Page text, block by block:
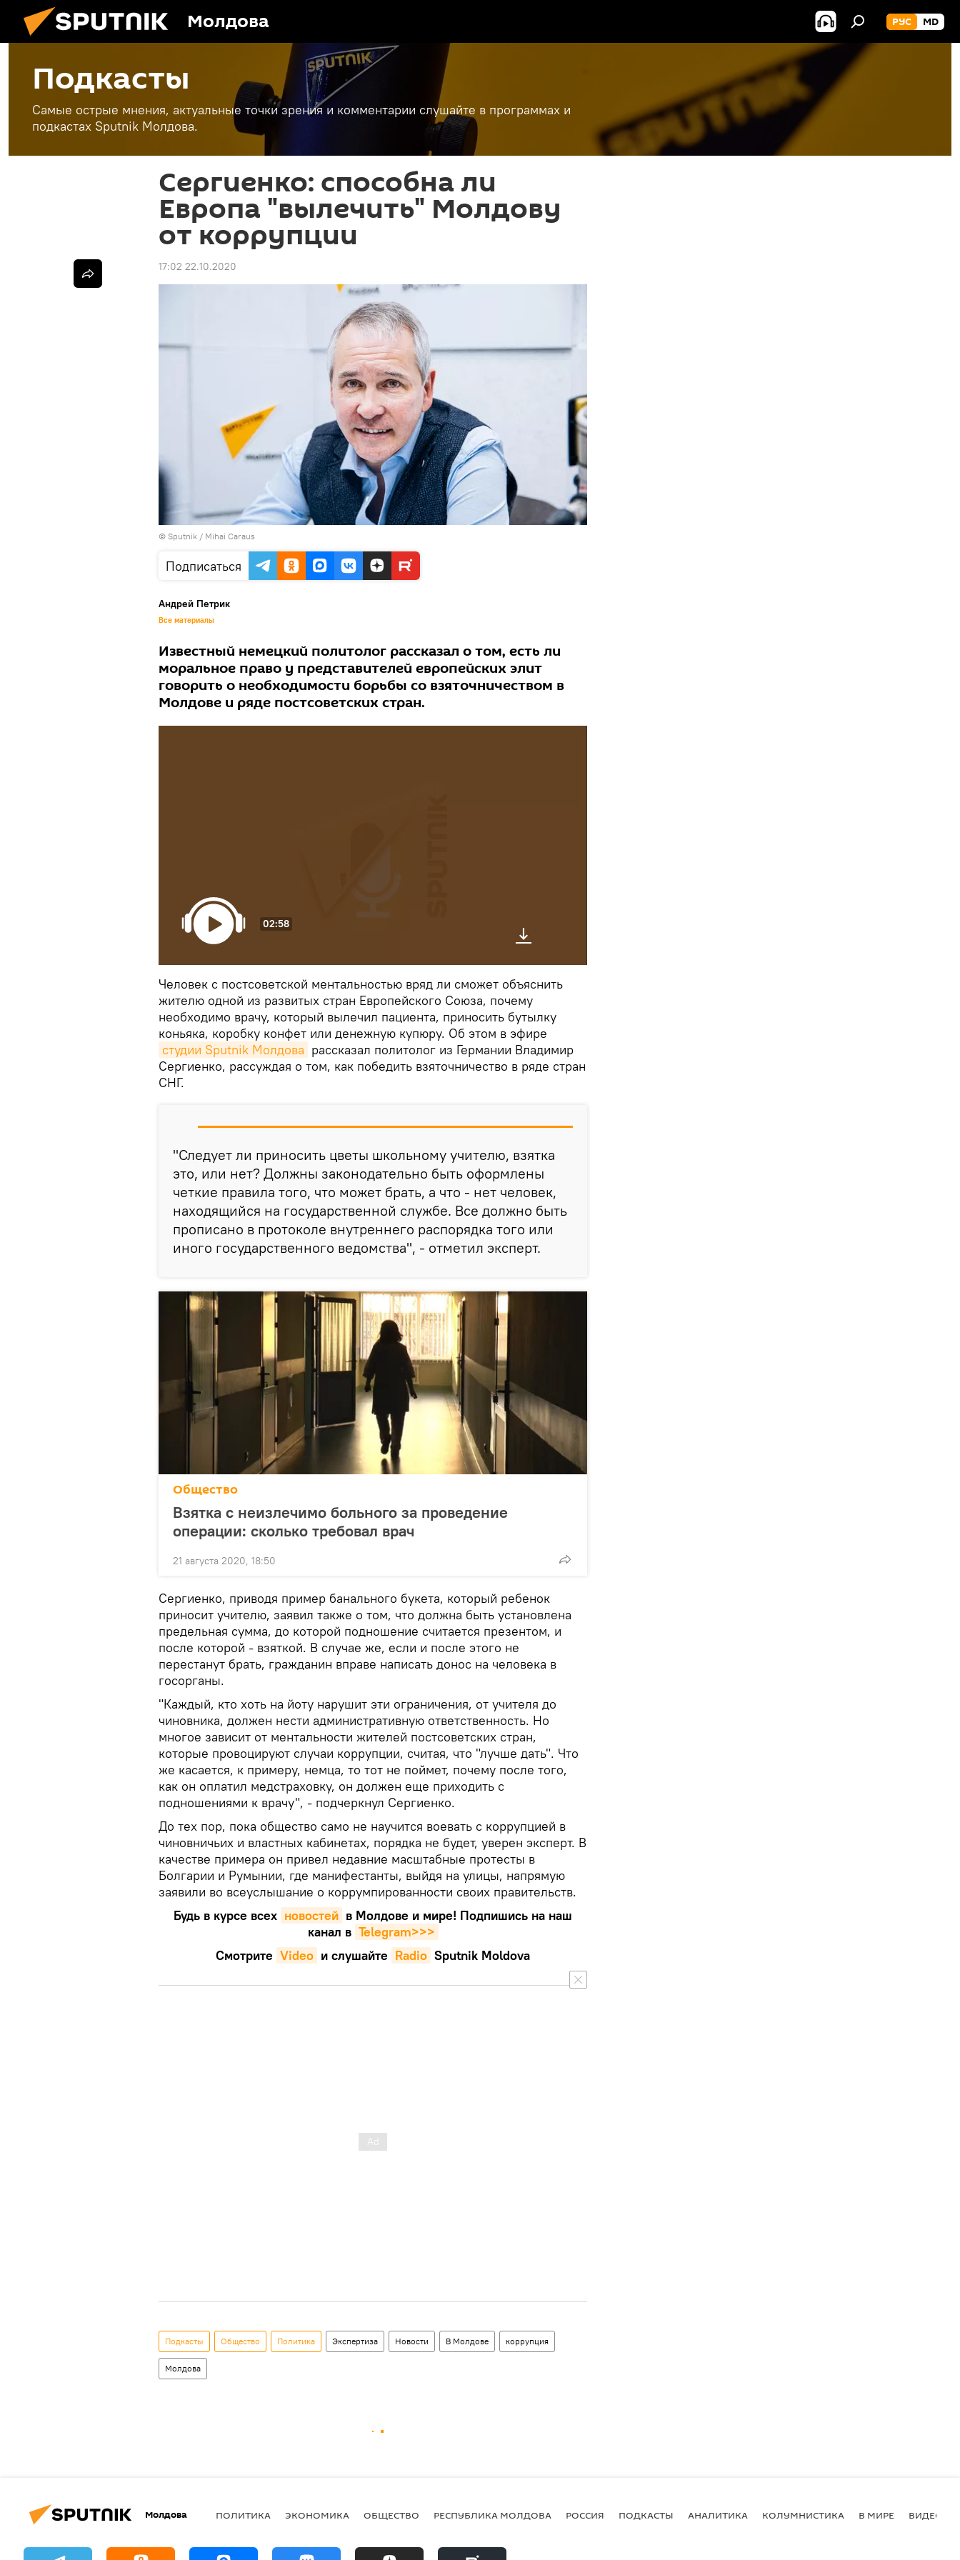
Молдова РУС MD
Подкасты
Самые острые мнения, актуальные точки зрения и комментарии слушайте в программах и
подкастах Sputnik Молдова.
Сергиенко: способна ли
Европа "вылечить" Молдову
от коррупции
17:02 22.10.2020
© Sputnik / Mihai Caraus
Подписаться
Андрей Петрик
Все материалы
Известный немецкий политолог рассказал о том, есть ли
моральное право у представителей европейских элит
говорить о необходимости борьбы со взяточничеством в
Молдове и ряде постсоветских стран.
02:58
Человек с постсоветской ментальностью вряд ли сможет объяснить
жителю одной из развитых стран Европейского Союза, почему
необходимо врачу, который вылечил пациента, приносить бутылку
коньяка, коробку конфет или денежную купюру. Об этом в эфире
студии Sputnik Молдова рассказал политолог из Германии Владимир
Сергиенко, рассуждая о том, как победить взяточничество в ряде стран
СНГ.
"Следует ли приносить цветы школьному учителю, взятка
это, или нет? Должны законодательно быть оформлены
четкие правила того, что может брать, а что - нет человек,
находящийся на государственной службе. Все должно быть
прописано в протоколе внутреннего распорядка того или
иного государственного ведомства", - отметил эксперт.
Общество
Взятка с неизлечимо больного за проведение
операции: сколько требовал врач
21 августа 2020, 18:50
Сергиенко, приводя пример банального букета, который ребенок
приносит учителю, заявил также о том, что должна быть установлена
предельная сумма, до которой подношение считается презентом, и
после которой - взяткой. В случае же, если и после этого не
перестанут брать, гражданин вправе написать донос на человека в
госорганы.
"Каждый, кто хоть на йоту нарушит эти ограничения, от учителя до
чиновника, должен нести административную ответственность. Но
многое зависит от ментальности жителей постсоветских стран,
которые провоцируют случаи коррупции, считая, что "лучше дать". Что
же касается, к примеру, немца, то тот не поймет, почему после того,
как он оплатил медстраховку, он должен еще приходить с
подношениями к врачу", - подчеркнул Сергиенко.
До тех пор, пока общество само не научится воевать с коррупцией в
чиновничьих и властных кабинетах, порядка не будет, уверен эксперт. В
качестве примера он привел недавние масштабные протесты в
Болгарии и Румынии, где манифестанты, выйдя на улицы, напрямую
заявили во всеуслышание о коррумпированности своих правительств.
Будь в курсе всех новостей в Молдове и мире! Подпишись на наш
канал в Telegram>>>
Смотрите Video и слушайте Radio Sputnik Moldova
Подкасты Общество Политика Экспертиза Новости В Молдове коррупция
Молдова
Молдова ПОЛИТИКА ЭКОНОМИКА ОБЩЕСТВО РЕСПУБЛИКА МОЛДОВА РОССИЯ ПОДКАСТЫ АНАЛИТИКА КОЛУМНИСТИКА В МИРЕ ВИДЕО